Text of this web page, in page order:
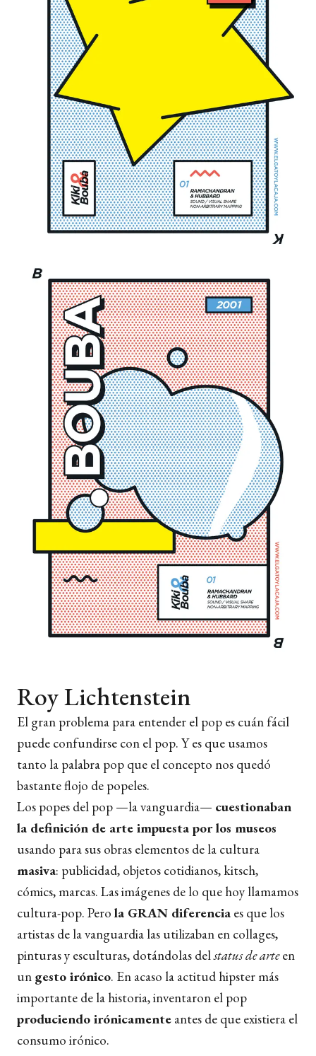
Roy Lichtenstein
El gran problema para entender el pop es cuán fácil
puede confundirse con el pop. Y es que usamos
tanto la palabra pop que el concepto nos quedó
bastante flojo de popeles.
Los popes del pop —la vanguardia— cuestionaban
la definición de arte impuesta por los museos
usando para sus obras elementos de la cultura
masiva: publicidad, objetos cotidianos, kitsch,
cómics, marcas. Las imágenes de lo que hoy llamamos
cultura-pop. Pero la GRAN diferencia es que los
artistas de la vanguardia las utilizaban en collages,
pinturas y esculturas, dotándolas delstatus de arteen
un gesto irónico. En acaso la actitud hipster más
importante de la historia, inventaron el pop
produciendo irónicamente antes de que existiera el
consumo irónico.